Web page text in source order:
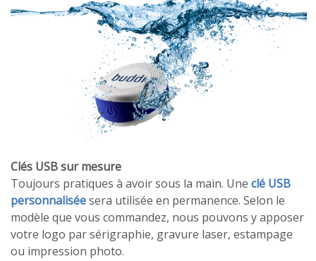
Clés USB sur mesure
Toujours pratiques à avoir sous la main. Une clé USB
personnaliséesera utilisée en permanence. Selon le
modèle que vous commandez, nous pouvons y apposer
votre logo par sérigraphie, gravure laser, estampage
ou impression photo.